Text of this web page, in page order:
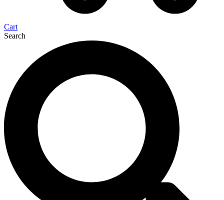
Cart
Search